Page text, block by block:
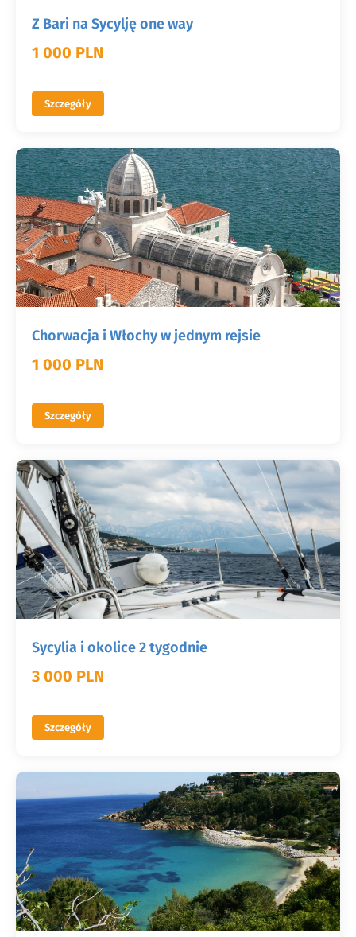
Z Bari na Sycylję one way
1 000 PLN
Szczegóły
Chorwacja i Włochy w jednym rejsie
1 000 PLN
Szczegóły
Sycylia i okolice 2 tygodnie
3 000 PLN
Szczegóły